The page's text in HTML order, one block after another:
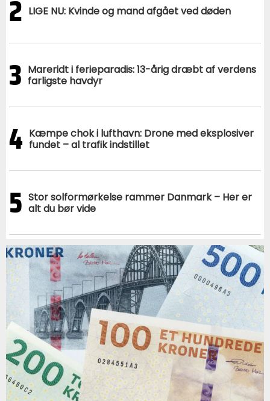
2 LIGE NU: Kvinde og mand afgået ved døden
3 Mareridt i ferieparadis: 13-årig dræbt af verdens
farligste havdyr
4 Kæmpe chok i lufthavn: Drone med eksplosiver
fundet – al trafik indstillet
5 Stor solformørkelse rammer Danmark – Her er
alt du bør vide